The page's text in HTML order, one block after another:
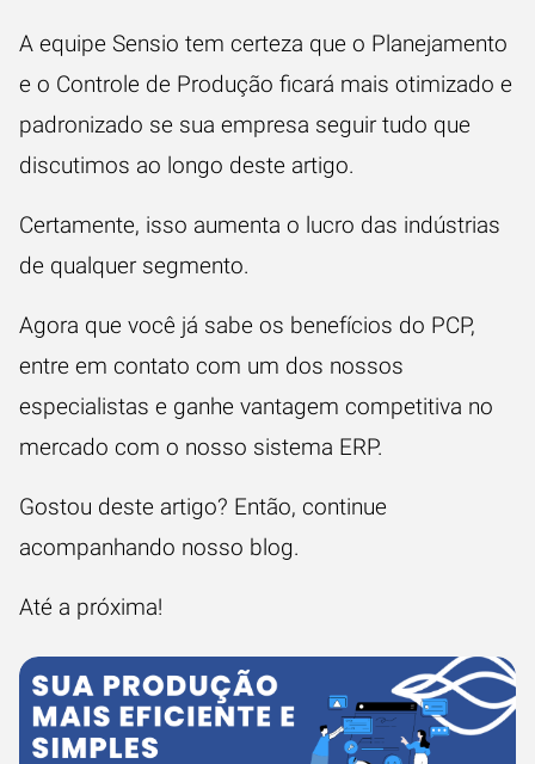
A equipe Sensio tem certeza que o Planejamento
e o Controle de Produção ficará mais otimizado e
padronizado se sua empresa seguir tudo que
discutimos ao longo deste artigo.
Certamente, isso aumenta o lucro das indústrias
de qualquer segmento.
Agora que você já sabe os benefícios do PCP,
entre em contato com um dos nossos
especialistas e ganhe vantagem competitiva no
mercado com o nosso sistema ERP.
Gostou deste artigo? Então, continue
acompanhando nosso blog.
Até a próxima!